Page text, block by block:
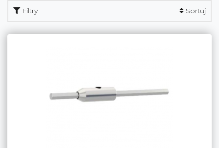
Filtry Sortuj